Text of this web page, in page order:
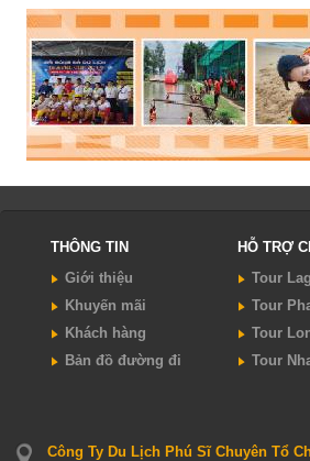
THÔNG TIN
Giới thiệu
Khuyến mãi
Khách hàng
Bản đồ đường đi
HỖ TRỢ
Tour
Tour
Tour
Tour
Công Ty Du Lịch Phú Sĩ Chuyên Tổ